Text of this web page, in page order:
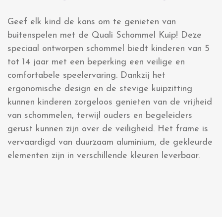
Geef elk kind de kans om te genieten van
buitenspelen met de Quali Schommel Kuip! Deze
speciaal ontworpen schommel biedt kinderen van 5
tot 14 jaar met een beperking een veilige en
comfortabele speelervaring. Dankzij het
ergonomische design en de stevige kuipzitting
kunnen kinderen zorgeloos genieten van de vrijheid
van schommelen, terwijl ouders en begeleiders
gerust kunnen zijn over de veiligheid. Het frame is
vervaardigd van duurzaam aluminium, de gekleurde
elementen zijn in verschillende kleuren leverbaar.